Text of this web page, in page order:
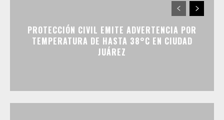
PROTECCIÓN CIVIL EMITE ADVERTENCIA POR
TEMPERATURA DE HASTA 38°C EN CIUDAD
JUÁREZ